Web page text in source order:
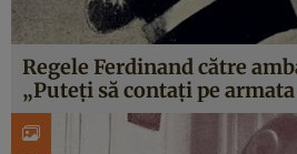
Regele Ferdinand către
„Puteţi să contaţi pe armata